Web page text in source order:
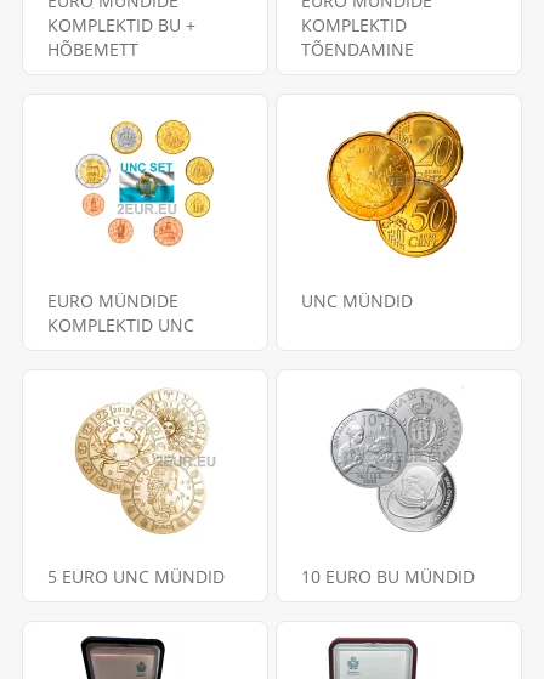
KOMPLEKTID BU +
HÕBEMETT
KOMPLEKTID
TÕENDAMINE
EURO MÜNDIDE
KOMPLEKTID UNC
UNC MÜNDID
5 EURO UNC MÜNDID 10 EURO BU MÜNDID